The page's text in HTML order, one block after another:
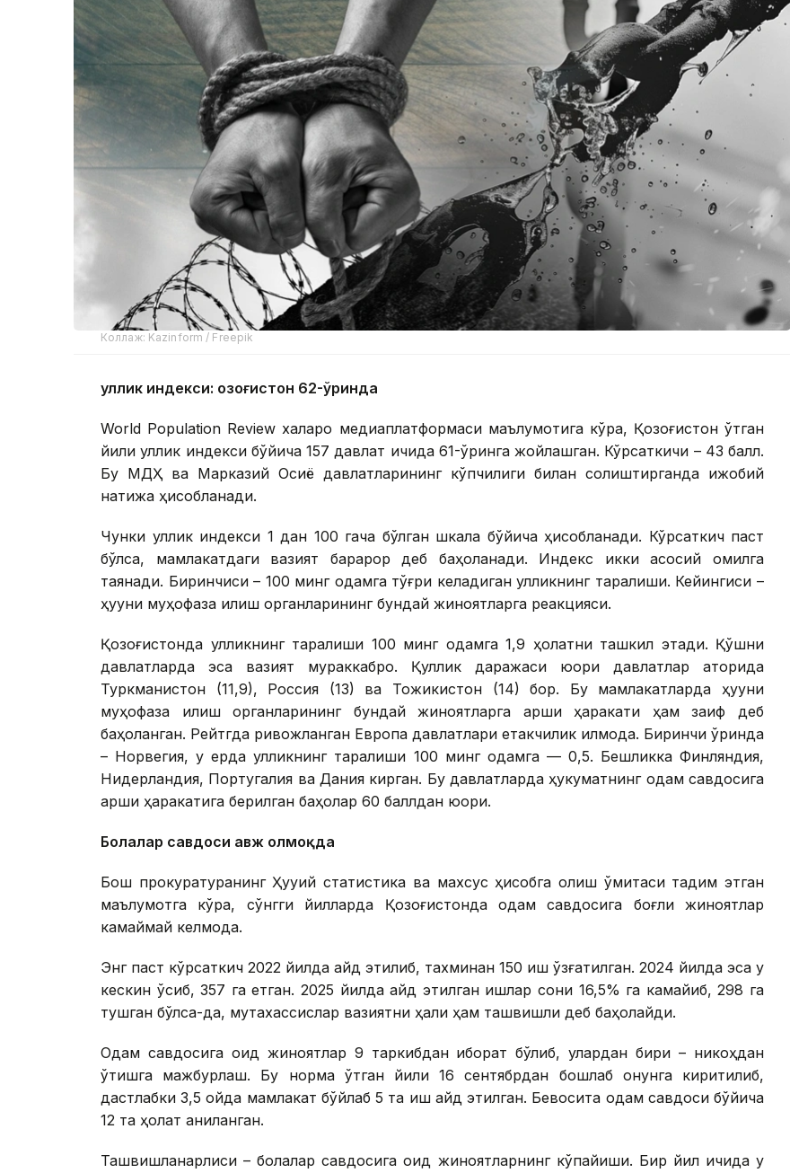
Коллаж: Kazinform / Freepik
Қуллик индекси: Қозоғистон 62-ўринда
World Population Review халқаро медиаплатформаси маълумотига кўра, Қозоғистон ўтган
йили қуллик индекси бўйича 157 давлат ичида 61-ўринга жойлашган. Кўрсаткичи – 43 балл.
Бу МДҲ ва Марказий Осиё давлатларининг кўпчилиги билан солиштирганда ижобий
натижа ҳисобланади.
Чунки қуллик индекси 1 дан 100 гача бўлган шкала бўйича ҳисобланади. Кўрсаткич паст
бўлса, мамлакатдаги вазият барқарор деб баҳоланади. Индекс икки асосий омилга
таянади. Биринчиси – 100 минг одамга тўғри келадиган қулликнинг тарқалиши. Кейингиси –
ҳуқуқни муҳофаза қилиш органларининг бундай жиноятларга реакцияси.
Қозоғистонда қулликнинг тарқалиши 100 минг одамга 1,9 ҳолатни ташкил этади. Қўшни
давлатларда эса вазият мураккаброқ. Қуллик даражаси юқори давлатлар қаторида
Туркманистон (11,9), Россия (13) ва Тожикистон (14) бор. Бу мамлакатларда ҳуқуқни
муҳофаза қилиш органларининг бундай жиноятларга қарши ҳаракати ҳам заиф деб
баҳоланган. Рейтгда ривожланган Европа давлатлари етакчилик қилмоқда. Биринчи ўринда
– Норвегия, у ерда қулликнинг тарқалиши 100 минг одамга — 0,5. Бешликка Финляндия,
Нидерландия, Португалия ва Дания кирган. Бу давлатларда ҳукуматнинг одам савдосига
қарши ҳаракатига берилган баҳолар 60 баллдан юқори.
Болалар савдоси авж олмоқда
Бош прокуратуранинг Ҳуқуқий статистика ва махсус ҳисобга олиш қўмитаси тақдим этган
маълумотга кўра, сўнгги йилларда Қозоғистонда одам савдосига боғлиқ жиноятлар
камаймай келмоқда.
Энг паст кўрсаткич 2022 йилда қайд этилиб, тахминан 150 иш қўзғатилган. 2024 йилда эса у
кескин ўсиб, 357 га етган. 2025 йилда қайд этилган ишлар сони 16,5% га камайиб, 298 га
тушган бўлса-да, мутахассислар вазиятни ҳали ҳам ташвишли деб баҳолайди.
Одам савдосига оид жиноятлар 9 таркибдан иборат бўлиб, улардан бири – никоҳдан
ўтишга мажбурлаш. Бу норма ўтган йили 16 сентябрдан бошлаб қонунга киритилиб,
дастлабки 3,5 ойда мамлакат бўйлаб 5 та иш қайд этилган. Бевосита одам савдоси бўйича
12 та ҳолат аниқланган.
Ташвишланарлиси – болалар савдосига оид жиноятларнинг кўпайиши. Бир йил ичида у